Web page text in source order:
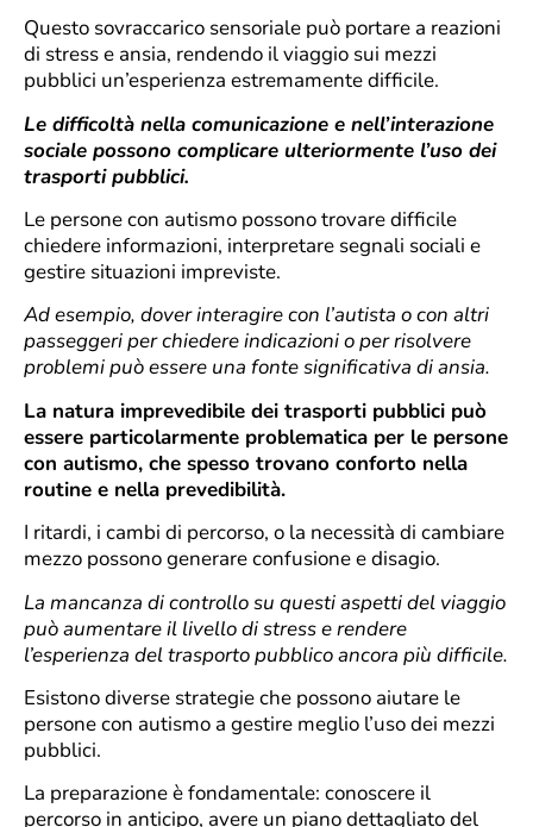
Questo sovraccarico sensoriale può portare a reazioni
di stress e ansia, rendendo il viaggio sui mezzi
pubblici un’esperienza estremamente difficile.
Le difficoltà nella comunicazione e nell’interazione
sociale possono complicare ulteriormente l’uso dei
trasporti pubblici.
Le persone con autismo possono trovare difficile
chiedere informazioni, interpretare segnali sociali e
gestire situazioni impreviste.
Ad esempio, dover interagire con l’autista o con altri
passeggeri per chiedere indicazioni o per risolvere
problemi può essere una fonte significativa di ansia.
La natura imprevedibile dei trasporti pubblici può
essere particolarmente problematica per le persone
con autismo, che spesso trovano conforto nella
routine e nella prevedibilità.
I ritardi, i cambi di percorso, o la necessità di cambiare
mezzo possono generare confusione e disagio.
La mancanza di controllo su questi aspetti del viaggio
può aumentare il livello di stress e rendere
l’esperienza del trasporto pubblico ancora più difficile.
Esistono diverse strategie che possono aiutare le
persone con autismo a gestire meglio l’uso dei mezzi
pubblici.
La preparazione è fondamentale: conoscere il
percorso in anticipo, avere un piano dettagliato del